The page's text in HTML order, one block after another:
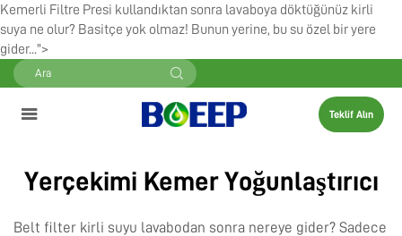
Kemerli Filtre Presi kullandıktan sonra lavaboya döktüğünüz kirli
suya ne olur? Basitçe yok olmaz! Bunun yerine, bu su özel bir yere
gider...">
Teklif Alın
Yerçekimi Kemer Yoğunlaştırıcı
Belt filter kirli suyu lavabodan sonra nereye gider? Sadece